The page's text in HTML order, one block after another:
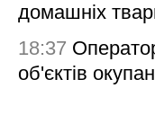
домашніх
18:37
об'єктів